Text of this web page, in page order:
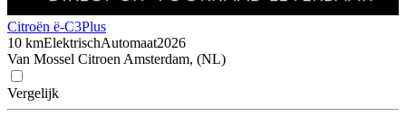
Citroën ë-C3Plus
10 kmElektrischAutomaat2026
Van Mossel Citroen Amsterdam, (NL)
Vergelijk